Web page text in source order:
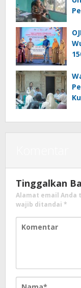
Tinggalkan
Alamat email
wajib ditandai *